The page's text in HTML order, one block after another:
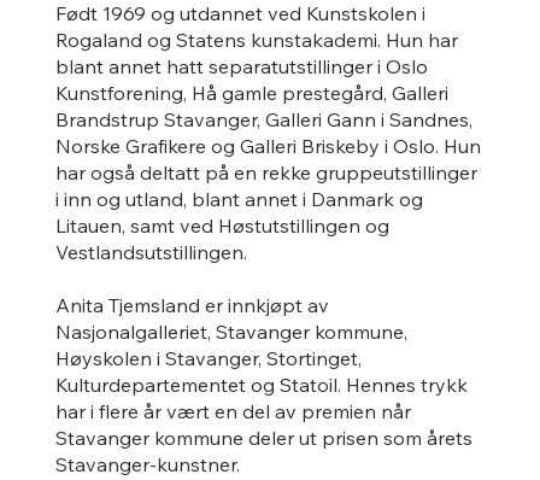
Født 1969 og utdannet ved Kunstskolen i
Rogaland og Statens kunstakademi. Hun har
blant annet hatt separatutstillinger i Oslo
Kunstforening, Hå gamle prestegård, Galleri
Brandstrup Stavanger, Galleri Gann i Sandnes,
Norske Grafikere og Galleri Briskeby i Oslo. Hun
har også deltatt på en rekke gruppeutstillinger
i inn og utland, blant annet i Danmark og
Litauen, samt ved Høstutstillingen og
Vestlandsutstillingen.
Anita Tjemsland er innkjøpt av
Nasjonalgalleriet, Stavanger kommune,
Høyskolen i Stavanger, Stortinget,
Kulturdepartementet og Statoil. Hennes trykk
har i flere år vært en del av premien når
Stavanger kommune deler ut prisen som årets
Stavanger-kunstner.